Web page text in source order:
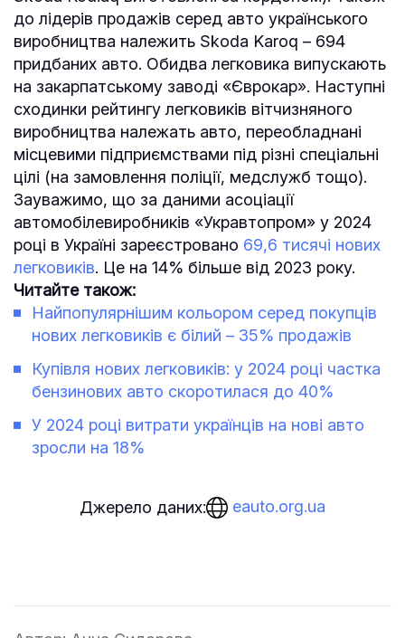
до лідерів продажів серед авто українського
виробництва належить Skoda Karoq – 694
придбаних авто. Обидва легковика випускають
на закарпатському заводі «Єврокар». Наступні
сходинки рейтингу легковиків вітчизняного
виробництва належать авто, переобладнані
місцевими підприємствами під різні спеціальні
цілі (на замовлення поліції, медслужб тощо).
Зауважимо, що за даними асоціації
автомобілевиробників «Укравтопром» у 2024
році в Україні зареєстровано 69,6 тисячі нових
легковиків. Це на 14% більше від 2023 року.
Читайте також:
Найпопулярнішим кольором серед покупців
нових легковиків є білий – 35% продажів
Купівля нових легковиків: у 2024 році частка
бензинових авто скоротилася до 40%
У 2024 році витрати українців на нові авто
зросли на 18%
Джерело даних: eauto.org.ua